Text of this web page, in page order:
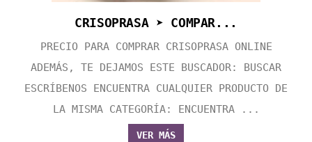
CRISOPRASA ➤ COMPAR...
PRECIO PARA COMPRAR CRISOPRASA ONLINE
ADEMÁS, TE DEJAMOS ESTE BUSCADOR: BUSCAR
ESCRÍBENOS ENCUENTRA CUALQUIER PRODUCTO DE
LA MISMA CATEGORÍA: ENCUENTRA ...
VER MÁS